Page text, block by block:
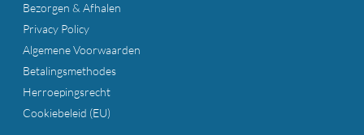
Bezorgen & Afhalen
Privacy Policy
Algemene Voorwaarden
Betalingsmethodes
Herroepingsrecht
Cookiebeleid (EU)